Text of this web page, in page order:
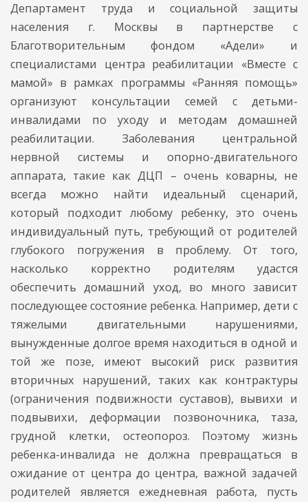
Департамент труда и социальной защиты
населения г. Москвы в партнерстве с
Благотворительным фондом «Адели» и
специалистами центра реабилитации «Вместе с
мамой» в рамках программы «Ранняя помощь»
организуют консультации семей с детьми-
инвалидами по уходу и методам домашней
реабилитации. Заболевания центральной
нервной системы и опорно-двигательного
аппарата, такие как ДЦП – очень коварны, не
всегда можно найти идеальный сценарий,
который подходит любому ребенку, это очень
индивидуальный путь, требующий от родителей
глубокого погружения в проблему. От того,
насколько корректно родителям удастся
обеспечить домашний уход, во много зависит
последующее состояние ребенка. Например, дети с
тяжелыми двигательными нарушениями,
вынужденные долгое время находиться в одной и
той же позе, имеют высокий риск развития
вторичных нарушений, таких как контрактуры
(ограничения подвижности суставов), вывихи и
подвывихи, деформации позвоночника, таза,
грудной клетки, остеопороз. Поэтому жизнь
ребенка-инвалида не должна превращаться в
ожидание от центра до центра, важной задачей
родителей является ежедневная работа, пусть